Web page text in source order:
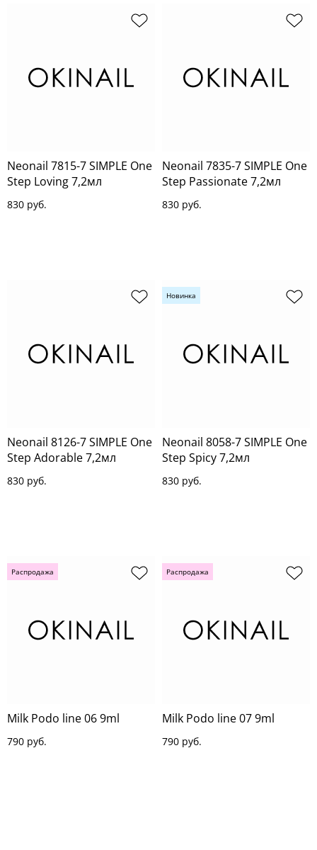
Neonail 7815-7 SIMPLE One
Step Loving 7,2мл
830 руб.
Neonail 7835-7 SIMPLE One
Step Passionate 7,2мл
830 руб.
Neonail 8126-7 SIMPLE One
Step Adorable 7,2мл
830 руб.
Новинка
Neonail 8058-7 SIMPLE One
Step Spicy 7,2мл
830 руб.
Распродажа
Milk Podo line 06 9ml
790 руб.
Распродажа
Milk Podo line 07 9ml
790 руб.